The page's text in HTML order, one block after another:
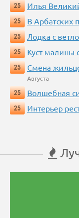
25
Илья
25
В Арбатских
25
Лодка с
25
Куст малины
25
Смена
Августа
25
Волшебная
25
Интерьер